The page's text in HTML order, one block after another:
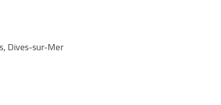
Dives-sur-Mer